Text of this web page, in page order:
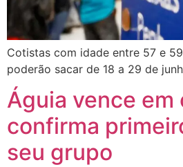
Cotistas com idade entre 57 e
poderão sacar de 18 a 29 de
Águia vence em
confirma
seu grupo